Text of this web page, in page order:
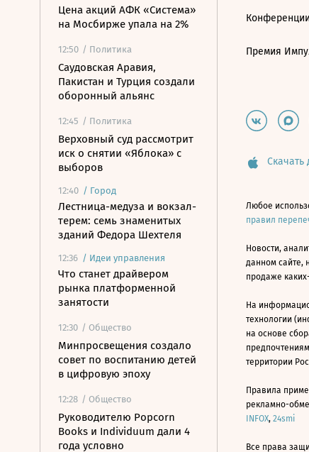
Цена акций АФК «Система»
на Мосбирже упала на 2%
12:50 / Политика
Саудовская Аравия,
Пакистан и Турция создали
оборонный альянс
12:45 / Политика
Верховный суд рассмотрит
иск о снятии «Яблока» с
выборов
12:40 / Город
Лестница-медуза и вокзал-
терем: семь знаменитых
зданий Федора Шехтеля
12:36 / Идеи управления
Что станет драйвером
рынка платформенной
занятости
12:30 / Общество
Минпросвещения создало
совет по воспитанию детей
в цифровую эпоху
12:28 / Общество
Руководителю Popcorn
Books и Individuum дали 4
года условно
Конференции
Премия
Скачать
Любое
правил
Новости,
данном сайте,
продаже
На
технологии
на основе
территории
Правила
рекламно-
INFOX, 24smi
Все права